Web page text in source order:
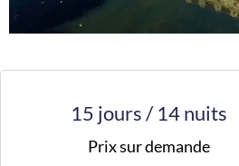
15 jours / 14 nuits
Prix sur demande